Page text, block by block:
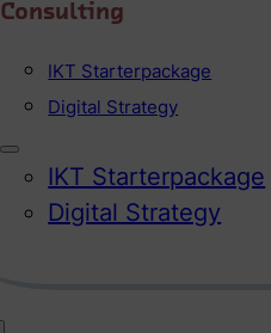
Consulting
IKT Starterpackage
Digital Strategy
IKT Starterpackage
Digital Strategy